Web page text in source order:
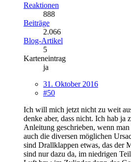
Reaktionen
888
Beiträge
2.066
Blog-Artikel
5
Karteneintrag
ja
31. Oktober 2016
#50
Ich will mich jetzt nicht zu weit
denke aber, dass nicht. Ich hab ja
Anleitung geschrieben, wenn
auch die diversen möglichen
sind Drallklappen etwas, das der
sind nur dazu da, im niedrigen